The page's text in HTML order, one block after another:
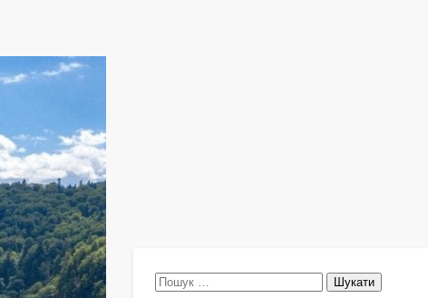
Пошук: